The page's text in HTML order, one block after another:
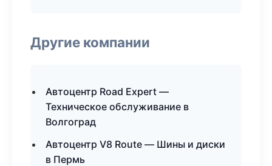
Другие компании
Автоцентр Road Expert —
Техническое обслуживание в
Волгоград
Автоцентр V8 Route — Шины и диски
в Пермь